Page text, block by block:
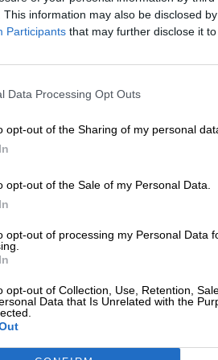
This information may also be disclosed
Participants that may further disclose it
Data Processing Opt Outs
opt-out of the Sharing of my personal
opt-out of the Sale of my Personal Data.
opt-out of processing my Personal Data
opt-out of Collection, Use, Retention,
Data that Is Unrelated with the
Επαγγελματικής
για